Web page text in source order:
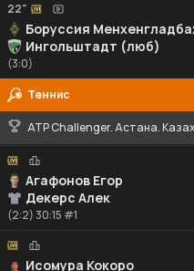
22"
Боруссия
Ингольштадт (люб)
(3:0)
Теннис
ATP Challenger. Астана.
Агафонов Егор
Декерс Алек
(2:2) 30:15 #1
Исомура Кокоро